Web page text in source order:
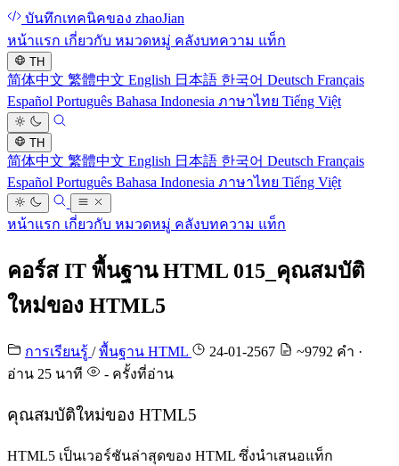
บันทึกเทคนิคของ zhaoJian
หน้าแรก เกี่ยวกับ หมวดหมู่ คลังบทความ แท็ก
TH
简体中文 繁體中文 English 日本語 한국어 Deutsch Français
Español Português Bahasa Indonesia ภาษาไทย Tiếng Việt
TH
简体中文 繁體中文 English 日本語 한국어 Deutsch Français
Español Português Bahasa Indonesia ภาษาไทย Tiếng Việt
หน้าแรก เกี่ยวกับ หมวดหมู่ คลังบทความ แท็ก
คอร์ส IT พื้นฐาน HTML 015_คุณสมบัติ
ใหม่ของ HTML5
การเรียนรู้ / พื้นฐาน HTML 24-01-2567
~9792 คำ ·
อ่าน 25 นาที
- ครั้งที่อ่าน
คุณสมบัติใหม่ของ HTML5
HTML5 เป็นเวอร์ชันล่าสุดของ HTML ซึ่งนำเสนอแท็ก